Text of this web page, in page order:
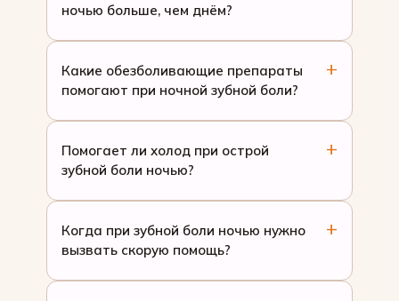
ночью больше, чем днём?
Какие обезболивающие препараты
помогают при ночной зубной боли?
Помогает ли холод при острой
зубной боли ночью?
Когда при зубной боли ночью нужно
вызвать скорую помощь?